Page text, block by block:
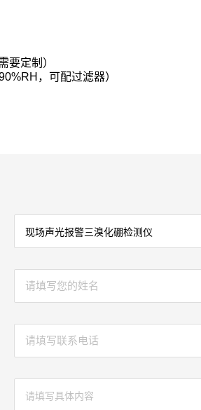
要定制）
，可配过滤器）